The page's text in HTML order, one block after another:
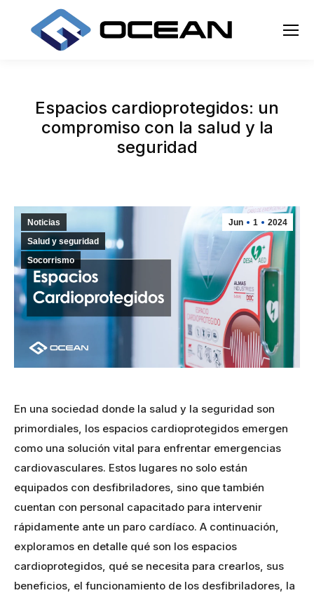
Espacios cardioprotegidos: un
compromiso con la salud y la
seguridad
Jun 1 2024
Noticias
Salud y seguridad
Socorrismo
En una sociedad donde la salud y la seguridad son
primordiales, los espacios cardioprotegidos emergen
como una solución vital para enfrentar emergencias
cardiovasculares. Estos lugares no solo están
equipados con desfibriladores, sino que también
cuentan con personal capacitado para intervenir
rápidamente ante un paro cardíaco. A continuación,
exploramos en detalle qué son los espacios
cardioprotegidos, qué se necesita para crearlos, sus
beneficios, el funcionamiento de los desfibriladores, la